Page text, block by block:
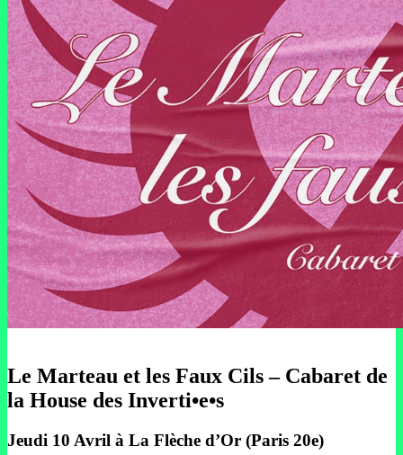
Le Marteau et les Faux Cils – Cabaret de
la House des Inverti•e•s
Jeudi 10 Avril à La Flèche d’Or (Paris 20e)